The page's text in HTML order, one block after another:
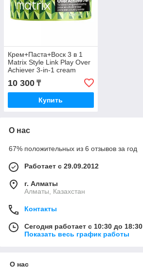
Крем+Паста+Воск 3 в 1
Matrix Style Link Play Over
Achiever 3-in-1 cream
paste wax 49 гр.
10 300 ₸
Купить
О нас
67% положительных из 6 отзывов за год
Работает с 29.09.2012
г. Алматы
Алматы, Казахстан
Контакты
Сегодня работает с 10:30 до 18:30
Показать весь график работы
О нас